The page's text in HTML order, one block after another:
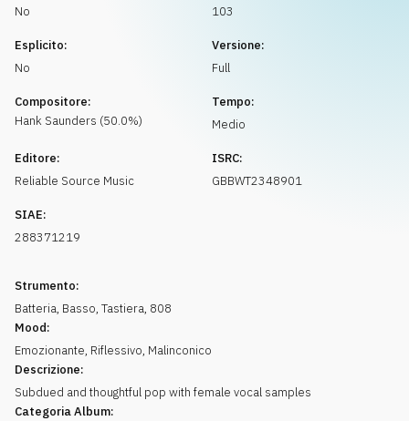
No
103
Esplicito:
No
Versione:
Full
Compositore:
Hank Saunders (50.0%)
Tempo:
Medio
Editore:
Reliable Source Music
ISRC:
GBBWT2348901
SIAE:
288371219
Strumento:
Batteria, Basso, Tastiera, 808
Mood:
Emozionante, Riflessivo, Malinconico
Descrizione:
Subdued and thoughtful pop with female vocal samples
Categoria Album: